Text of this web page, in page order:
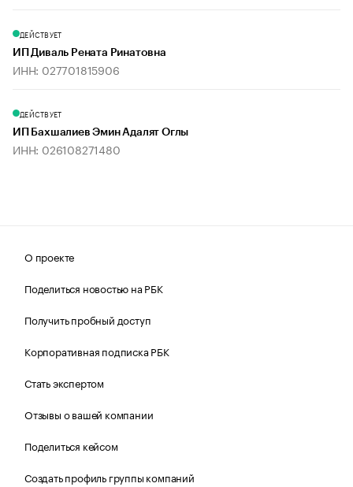
ДЕЙСТВУЕТ
ИП Диваль Рената Ринатовна
ИНН: 027701815906
ДЕЙСТВУЕТ
ИП Бахшалиев Эмин Адалят Оглы
ИНН: 026108271480
О проекте
Поделиться новостью на РБК
Получить пробный доступ
Корпоративная подписка РБК
Стать экспертом
Отзывы о вашей компании
Поделиться кейсом
Создать профиль группы компаний